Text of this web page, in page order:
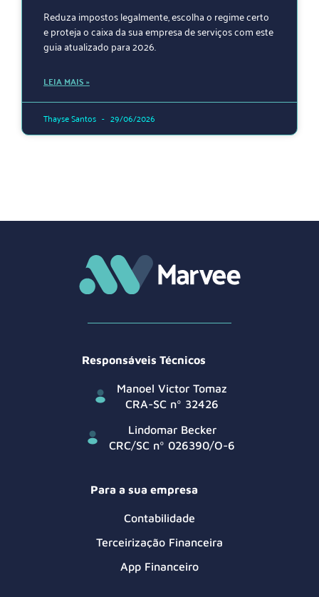
Reduza impostos legalmente, escolha o regime certo
e proteja o caixa da sua empresa de serviços com este
guia atualizado para 2026.
LEIA MAIS »
Thayse Santos 29/06/2026
Responsáveis Técnicos
Manoel Victor Tomaz
CRA-SC nº 32426
Lindomar Becker
CRC/SC nº 026390/O-6
Para a sua empresa
Contabilidade
Terceirização Financeira
App Financeiro